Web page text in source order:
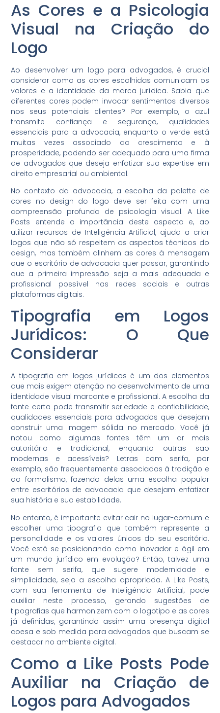
As Cores e a Psicologia
Visual na Criação do
Logo
Ao desenvolver um logo para advogados, é crucial
considerar como as cores escolhidas comunicam os
valores e a identidade da marca jurídica. Sabia que
diferentes cores podem invocar sentimentos diversos
nos seus potenciais clientes? Por exemplo, o azul
transmite confiança e segurança, qualidades
essenciais para a advocacia, enquanto o verde está
muitas vezes associado ao crescimento e à
prosperidade, podendo ser adequado para uma firma
de advogados que deseja enfatizar sua expertise em
direito empresarial ou ambiental.
No contexto da advocacia, a escolha da palette de
cores no design do logo deve ser feita com uma
compreensão profunda de psicologia visual. A Like
Posts entende a importância deste aspecto e, ao
utilizar recursos de Inteligência Artificial, ajuda a criar
logos que não só respeitem os aspectos técnicos do
design, mas também alinhem as cores à mensagem
que o escritório de advocacia quer passar, garantindo
que a primeira impressão seja a mais adequada e
profissional possível nas redes sociais e outras
plataformas digitais.
Tipografia em Logos
Jurídicos: O Que
Considerar
A tipografia em logos jurídicos é um dos elementos
que mais exigem atenção no desenvolvimento de uma
identidade visual marcante e profissional. A escolha da
fonte certa pode transmitir seriedade e confiabilidade,
qualidades essenciais para advogados que desejam
construir uma imagem sólida no mercado. Você já
notou como algumas fontes têm um ar mais
autoritário e tradicional, enquanto outras são
modernas e acessíveis? Letras com serifa, por
exemplo, são frequentemente associadas à tradição e
ao formalismo, fazendo delas uma escolha popular
entre escritórios de advocacia que desejam enfatizar
sua história e sua estabilidade.
No entanto, é importante evitar cair no lugar-comum e
escolher uma tipografia que também represente a
personalidade e os valores únicos do seu escritório.
Você está se posicionando como inovador e ágil em
um mundo jurídico em evolução? Então, talvez uma
fonte sem serifa, que sugere modernidade e
simplicidade, seja a escolha apropriada. A Like Posts,
com sua ferramenta de Inteligência Artificial, pode
auxiliar neste processo, gerando sugestões de
tipografias que harmonizem com o logotipo e as cores
já definidas, garantindo assim uma presença digital
coesa e sob medida para advogados que buscam se
destacar no ambiente digital.
Como a Like Posts Pode
Auxiliar na Criação de
Logos para Advogados